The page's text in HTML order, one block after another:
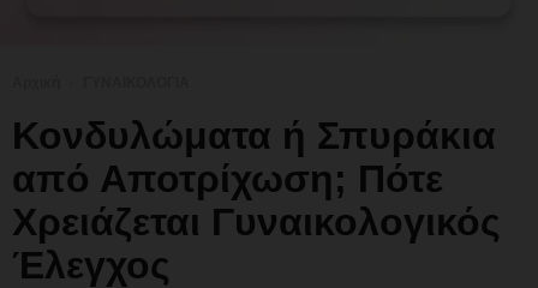
Κονδυλώματα ή Σπυράκια
από Αποτρίχωση; Πότε
Χρειάζεται Γυναικολογικός
Έλεγχος